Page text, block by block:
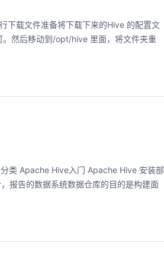
载文件准备将下载下来的Hive 的配置文
类 Apache Hive入门 Apache Hive 安装部
报告的数据系统数据仓库的目的是构建面